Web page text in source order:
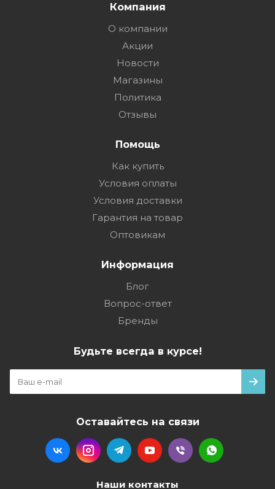
Компания
О компании
Акции
Новости
Магазины
Политика
Отзывы
Помощь
Как купить
Условия оплаты
Условия доставки
Гарантия на товар
Оптовикам
Информация
Блог
Вопрос-ответ
Бренды
Будьте всегда в курсе!
Оставайтесь на связи
Наши контакты